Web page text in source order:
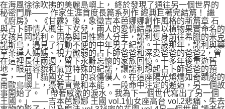
在海風徐徐吹拂的美麗島嶼上， 終於發現了通往另一個世界的
秘密門扉—— 作家生涯首度長篇系列作 經典巨著完結篇！ 繼
《廚房》、《甘露》後，象徵吉本芭娜娜創作風格的新篇章 石
與占卜師情人楓生下女兒，兩人的愛情結晶是以植物果實命名的
女孩片岡諾利。因為與同性戀人分手，諾利隻身前往希臘的米克
諾斯島，遇見了行動不便的中年男子紀諾。十歲那年，諾利與藥
草茶達人媽媽、視力微弱的占卜師爸爸和深愛爸爸的爸爸2，曾
在這裡長住兩週，留下永難忘懷的家族回憶。十多年後重遊舊
地，眼前容貌和氣質特殊的紀諾，讓諾利想起占卜師爸爸的預
言，一個「貓國女王」的哀傷僕人。在這座陽光燦爛如奇蹟般的
南歐島嶼上，憑著直覺和本能，一段命中注定的邂逅，另一個故
事開始了。 「帶著感激的淚水。我為下一個世代寫出了另一個
王國。」——吉本芭娜娜 王國 vol.1仙女座高台 vol.2悲痛、失去